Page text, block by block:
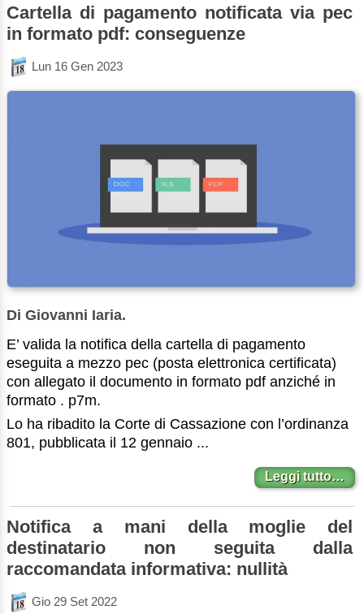
Cartella di pagamento notificata via pec
in formato pdf: conseguenze
Lun 16 Gen 2023
Di Giovanni Iaria.
E’ valida la notifica della cartella di pagamento
eseguita a mezzo pec (posta elettronica certificata)
con allegato il documento in formato pdf anziché in
formato . p7m.
Lo ha ribadito la Corte di Cassazione con l’ordinanza
801, pubblicata il 12 gennaio ...
Leggi tutto…
Notifica a mani della moglie del
destinatario non seguita dalla
raccomandata informativa: nullità
Gio 29 Set 2022